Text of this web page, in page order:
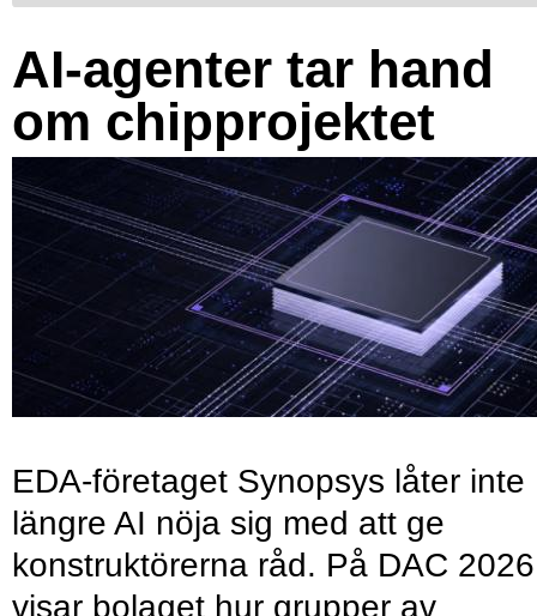
AI-agenter tar hand
om chipprojektet
EDA-företaget Synopsys låter inte
längre AI nöja sig med att ge
konstruktörerna råd. På DAC 2026
visar bolaget hur grupper av